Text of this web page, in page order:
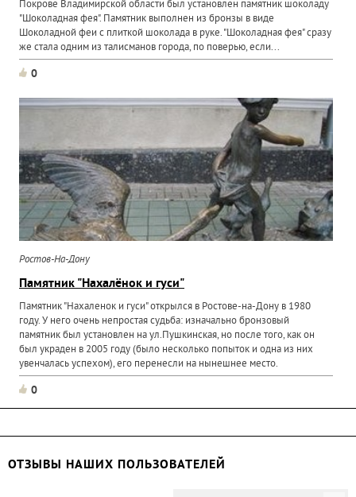
Покрове Владимирской области был установлен памятник шоколаду
"Шоколадная фея". Памятник выполнен из бронзы в виде
Шоколадной феи с плиткой шоколада в руке. "Шоколадная фея" сразу
же стала одним из талисманов города, по поверью, если...
0
Ростов-На-Дону
Памятник "Нахалёнок и гуси"
Памятник "Нахаленок и гуси" открылся в Ростове-на-Дону в 1980
году. У него очень непростая судьба: изначально бронзовый
памятник был установлен на ул.Пушкинская, но после того, как он
был украден в 2005 году (было несколько попыток и одна из них
увенчалась успехом), его перенесли на нынешнее место.
0
ОТЗЫВЫ НАШИХ ПОЛЬЗОВАТЕЛЕЙ